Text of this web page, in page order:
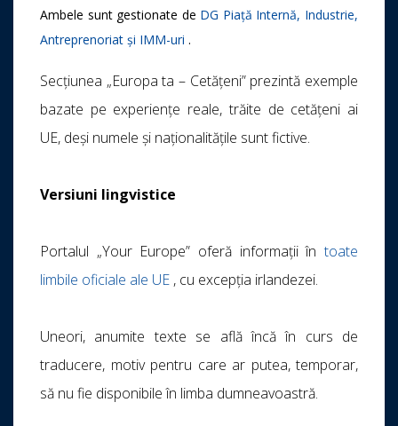
Ambele sunt gestionate de DG Piață Internă, Industrie,
Antreprenoriat și IMM-uri .
Secțiunea „Europa ta – Cetățeni” prezintă exemple
bazate pe experiențe reale, trăite de cetățeni ai
UE, deși numele și naționalitățile sunt fictive.
Versiuni lingvistice
Portalul „Your Europe” oferă informații întoate
limbile oficiale ale UE , cu excepția irlandezei.
Uneori, anumite texte se află încă în curs de
traducere, motiv pentru care ar putea, temporar,
să nu fie disponibile în limba dumneavoastră.